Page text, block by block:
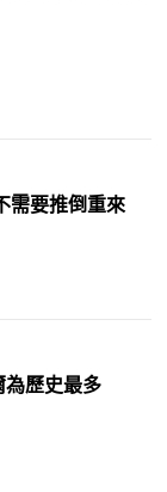
需要推倒重來
為歷史最多